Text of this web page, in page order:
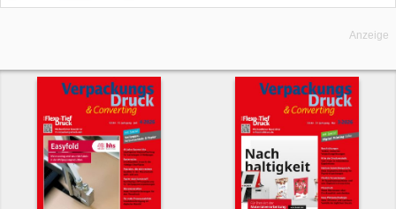
Anzeige